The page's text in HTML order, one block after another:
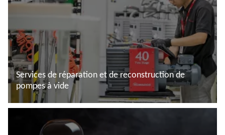
Services de réparation et de reconstruction de
pompes à vide